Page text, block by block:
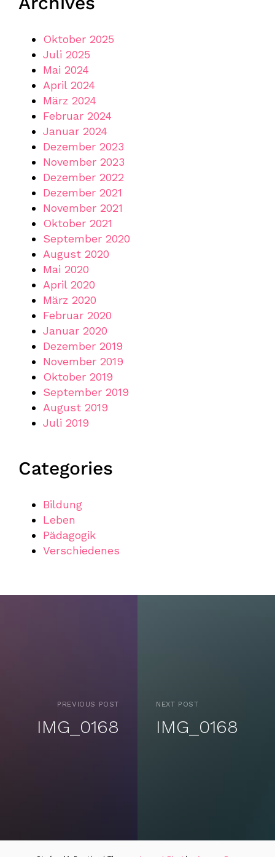
Oktober 2025
Juli 2025
Mai 2024
April 2024
März 2024
Februar 2024
Januar 2024
Dezember 2023
November 2023
Dezember 2022
Dezember 2021
November 2021
Oktober 2021
September 2020
August 2020
Mai 2020
April 2020
März 2020
Februar 2020
Januar 2020
Dezember 2019
November 2019
Oktober 2019
September 2019
August 2019
Juli 2019
Categories
Bildung
Leben
Pädagogik
Verschiedenes
PREVIOUS POST
IMG_0168
NEXT POST
IMG_0168